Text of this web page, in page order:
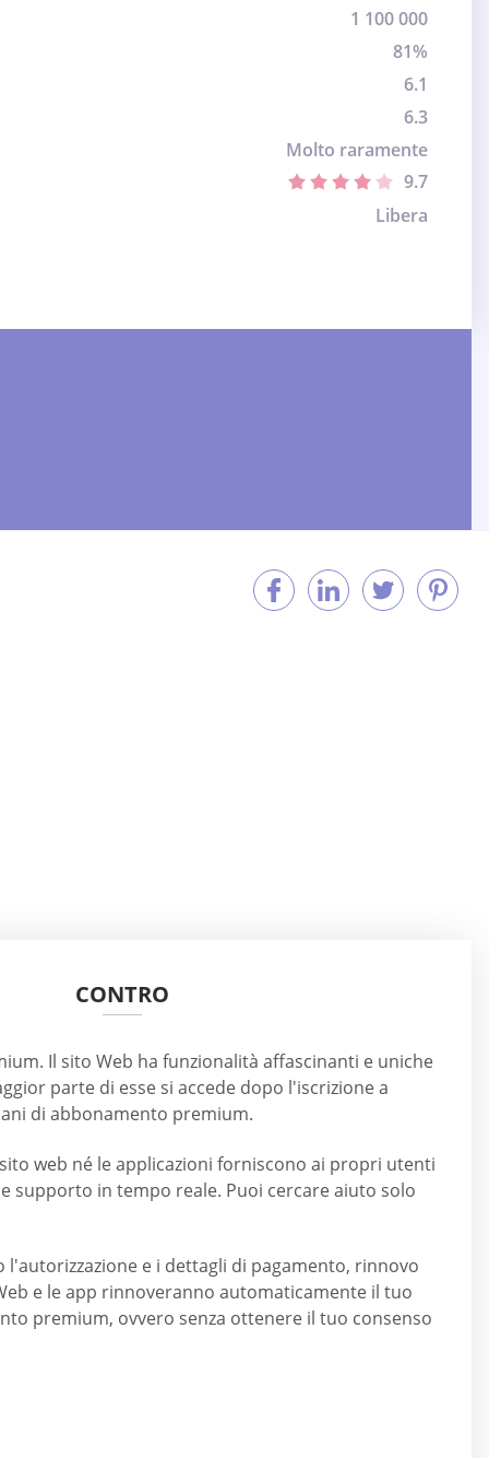
1 100 000
81%
6.1
6.3
Molto raramente
9.7
Libera
CONTRO
Il sito Web ha funzionalità affascinanti e uniche
parte di esse si accede dopo l'iscrizione a
di abbonamento premium.
web né le applicazioni forniscono ai propri utenti
supporto in tempo reale. Puoi cercare aiuto solo
l'autorizzazione e i dettagli di pagamento, rinnovo
e le app rinnoveranno automaticamente il tuo
premium, ovvero senza ottenere il tuo consenso